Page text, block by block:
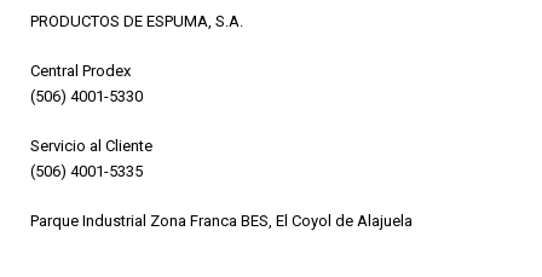
PRODUCTOS DE ESPUMA, S.A.
Central Prodex
(506) 4001-5330
Servicio al Cliente
(506) 4001-5335
Parque Industrial Zona Franca BES, El Coyol de Alajuela